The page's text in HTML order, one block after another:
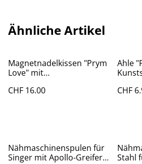
Ähnliche Artikel
Magnetnadelkissen "Prym
Love" mit
(P610287)
CHF 16.00
Ahle
CHF
Nähmaschinenspulen für
Singer mit Apollo-Greifer,
Stahl